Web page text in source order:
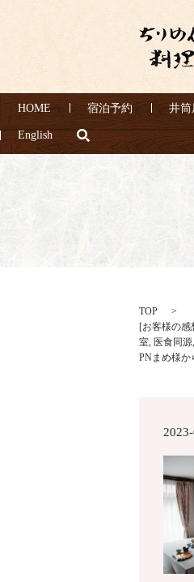
HOME 宿泊予約 井筒
English
TOP
[お客様の感
室, 医食同源,
PNまめ様か